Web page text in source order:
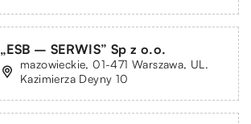
„ESB – SERWIS” Sp z o.o.
mazowieckie, 01-471 Warszawa, UL.
Kazimierza Deyny 10